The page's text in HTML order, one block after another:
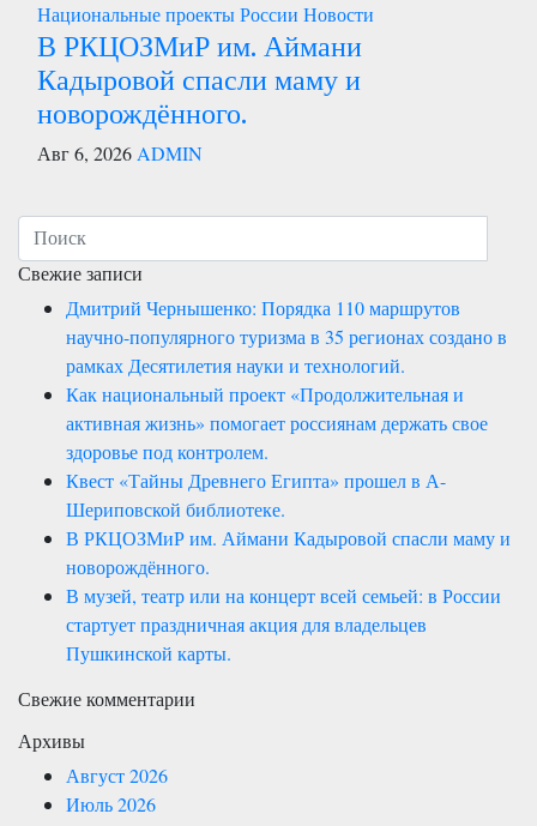
Национальные проекты России Новости
В РКЦОЗМиР им. Аймани
Кадыровой спасли маму и
новорождённого.
Авг 6, 2026 ADMIN
Свежие записи
Дмитрий Чернышенко: Порядка 110 маршрутов
научно-популярного туризма в 35 регионах создано в
рамках Десятилетия науки и технологий.
Как национальный проект «Продолжительная и
активная жизнь» помогает россиянам держать свое
здоровье под контролем.
Квест «Тайны Древнего Египта» прошел в А-
Шериповской библиотеке.
В РКЦОЗМиР им. Аймани Кадыровой спасли маму и
новорождённого.
В музей, театр или на концерт всей семьей: в России
стартует праздничная акция для владельцев
Пушкинской карты.
Свежие комментарии
Архивы
Август 2026
Июль 2026